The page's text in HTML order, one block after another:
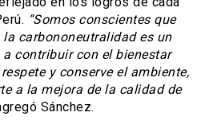
“Somos conscientes que
carbononeutralidad es un
contribuir con el bienestar
y conserve el ambiente,
a la mejora de la calidad de
Sánchez.